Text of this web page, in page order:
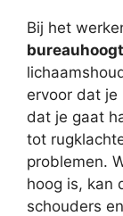
Bij het
ervoor dat
dat je gaat
tot
problemen.
hoog is, kan
schouders